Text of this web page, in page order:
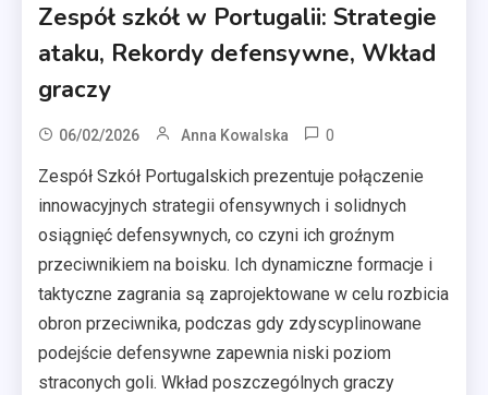
Zespół szkół w Portugalii: Strategie
ataku, Rekordy defensywne, Wkład
graczy
06/02/2026 Anna Kowalska 0
Zespół Szkół Portugalskich prezentuje połączenie
innowacyjnych strategii ofensywnych i solidnych
osiągnięć defensywnych, co czyni ich groźnym
przeciwnikiem na boisku. Ich dynamiczne formacje i
taktyczne zagrania są zaprojektowane w celu rozbicia
obron przeciwnika, podczas gdy zdyscyplinowane
podejście defensywne zapewnia niski poziom
straconych goli. Wkład poszczególnych graczy